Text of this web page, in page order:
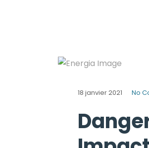
18 janvier 2021 No